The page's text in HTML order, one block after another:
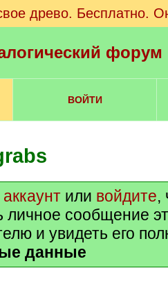
древо. Бесплатно.
ВОЙТИ
или войдите,
личное сообщение
и увидеть его
данные